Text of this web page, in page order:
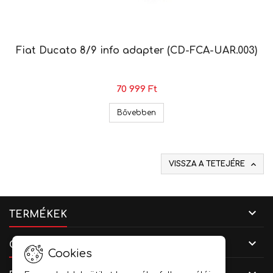
Fiat Ducato 8/9 info adapter (CD-FCA-UAR.003)
70 999 Ft
Bővebben
VISSZA A TETEJÉRE 
TERMÉKEK 
CÉGADATOK 
Cookies